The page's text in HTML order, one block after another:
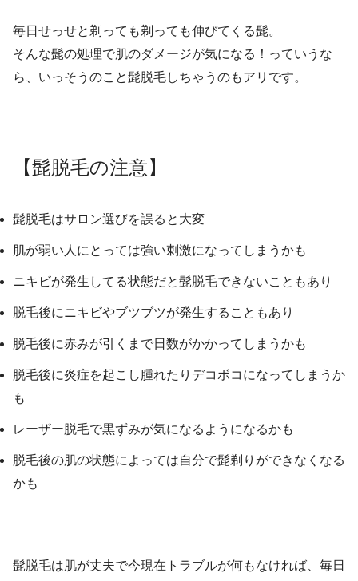
毎日せっせと剃っても剃っても伸びてくる髭。
そんな髭の処理で肌のダメージが気になる！っていうな
ら、いっそうのこと髭脱毛しちゃうのもアリです。
【髭脱毛の注意】
髭脱毛はサロン選びを誤ると大変
肌が弱い人にとっては強い刺激になってしまうかも
ニキビが発生してる状態だと髭脱毛できないこともあり
脱毛後にニキビやブツブツが発生することもあり
脱毛後に赤みが引くまで日数がかかってしまうかも
脱毛後に炎症を起こし腫れたりデコボコになってしまうか
も
レーザー脱毛で黒ずみが気になるようになるかも
脱毛後の肌の状態によっては自分で髭剃りができなくなる
かも
髭脱毛は肌が丈夫で今現在トラブルが何もなければ、毎日